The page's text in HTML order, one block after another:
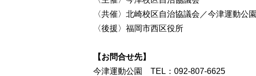
〈共催〉北崎校区自治協議会／今津運動公園
〈後援〉福岡市西区役所
【お問合せ先】
今津運動公園 TEL：092-807-6625